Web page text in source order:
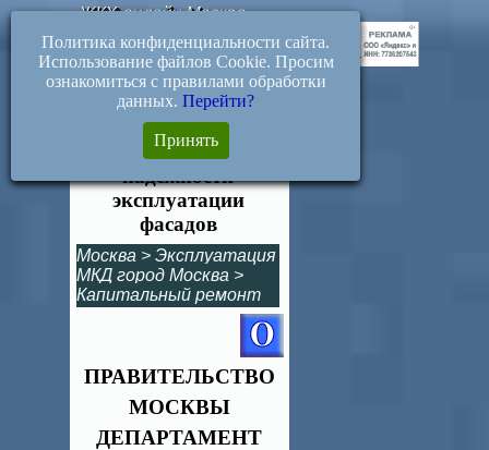
ЖКХ-онлайн.Москва
07-14-57/6.
Установление
надежности
эксплуатации
фасадов
Москва >Эксплуатация
МКД город Москва >
Капитальный ремонт
ПРАВИТЕЛЬСТВО
МОСКВЫ
ДЕПАРТАМЕНТ
Политика конфиденциальности сайта.
Использование файлов Cookie. Просим
ознакомиться с правилами обработки
данных. Перейти?
Принять